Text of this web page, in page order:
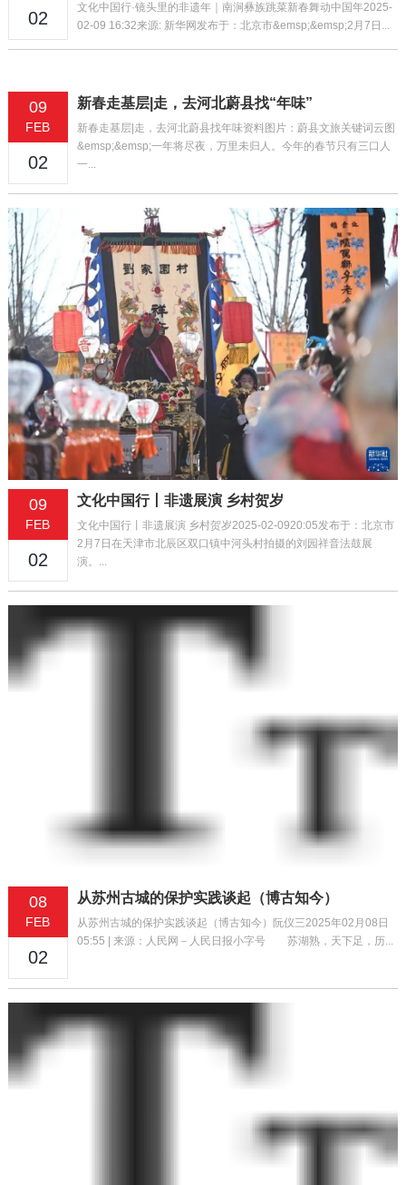
02
文化中国行·镜头里的非遗年｜南涧彝族跳菜新春舞动中国年2025-
02-09 16:32来源: 新华网发布于：北京市&emsp;&emsp;2月7日...
09
FEB
02
新春走基层|走，去河北蔚县找“年味”
新春走基层|走，去河北蔚县找年味资料图片：蔚县文旅关键词云图
&emsp;&emsp;一年将尽夜，万里未归人。今年的春节只有三口人
一...
09
FEB
02
文化中国行丨非遗展演 乡村贺岁
文化中国行丨非遗展演 乡村贺岁2025-02-0920:05发布于：北京市
2月7日在天津市北辰区双口镇中河头村拍摄的刘园祥音法鼓展
演。...
08
FEB
02
从苏州古城的保护实践谈起（博古知今）
从苏州古城的保护实践谈起（博古知今）阮仪三2025年02月08日
05:55 | 来源：人民网－人民日报小字号 苏湖熟，天下足，历...